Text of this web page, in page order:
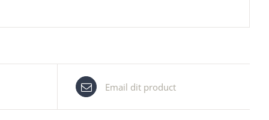
Email dit product